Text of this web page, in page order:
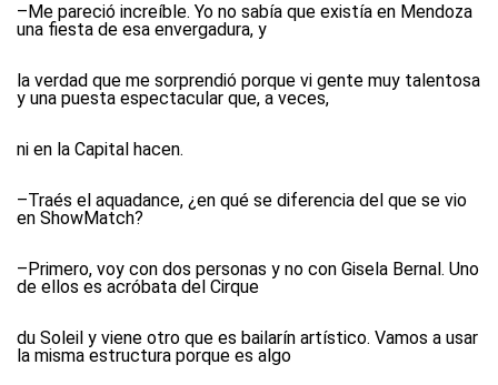
–Me pareció increíble. Yo no sabía que existía en Mendoza
una fiesta de esa envergadura, y
la verdad que me sorprendió porque vi gente muy talentosa
y una puesta espectacular que, a veces,
ni en la Capital hacen.
–Traés el aquadance, ¿en qué se diferencia del que se vio
en ShowMatch?
–Primero, voy con dos personas y no con Gisela Bernal. Uno
de ellos es acróbata del Cirque
du Soleil y viene otro que es bailarín artístico. Vamos a usar
la misma estructura porque es algo